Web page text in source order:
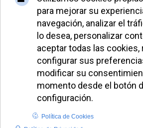
El Papa
recuerda que
tiempos ni
excluidos del
Evangelio